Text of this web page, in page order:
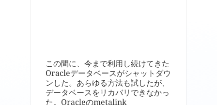
この間に、今まで利用し続けてきた
Oracleデータベースがシャットダウ
ンした。あらゆる方法も試したが、
データベースをリカバリできなかっ
た。Oracleのmetalink